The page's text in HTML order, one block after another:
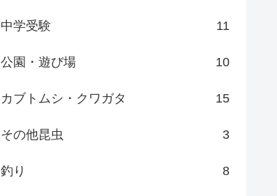
中学受験 11
公園・遊び場 10
カブトムシ・クワガタ 15
その他昆虫 3
釣り 8